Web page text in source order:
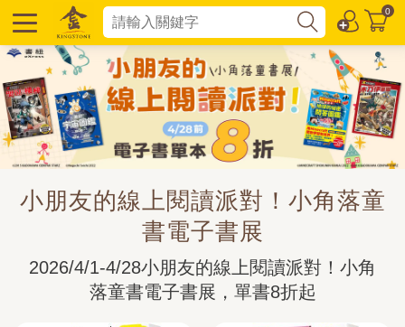
0
小朋友的線上閱讀派對！小角落童
書電子書展
2026/4/1-4/28小朋友的線上閱讀派對！小角
落童書電子書展，單書8折起